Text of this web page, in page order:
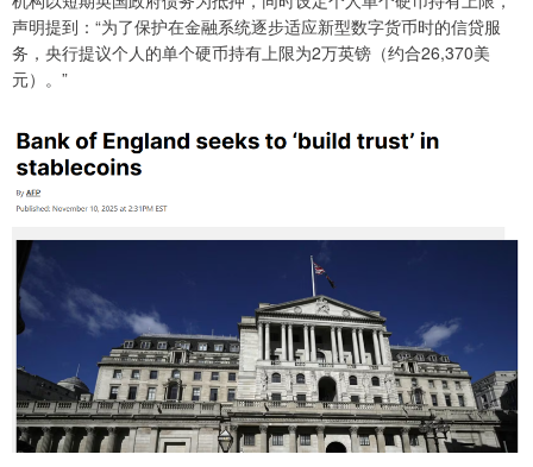
声明提到：“为了保护在金融系统逐步适应新型数字货币时的信贷服
务，央行提议个人的单个硬币持有上限为2万英镑（约合26,370美
元）。”